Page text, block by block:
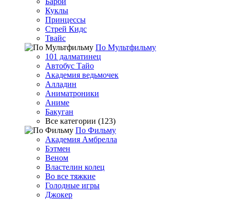
Куклы
Принцессы
Стрей Кидс
Твайс
По Мультфильму
101 далматинец
Автобус Тайо
Академия ведьмочек
Алладин
Аниматроники
Аниме
Бакуган
Все категории (123)
По Фильму
Академия Амбрелла
Бэтмен
Веном
Властелин колец
Во все тяжкие
Голодные игры
Джокер